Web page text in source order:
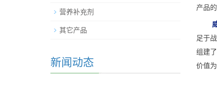
产品的
足于
组建
价值
营养补充剂
其它产品
新闻动态